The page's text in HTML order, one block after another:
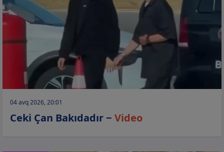
04 avq 2026, 20:01
Ceki Çan Bakıdadır − Video